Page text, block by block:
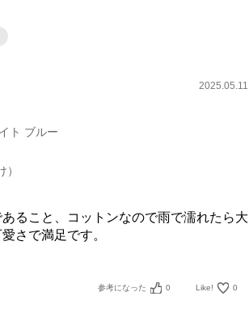
2025.05.11
ト ブルー
ること、コットンなので雨で濡れたら大
さで満足です。
参考になった 0 Like! 0